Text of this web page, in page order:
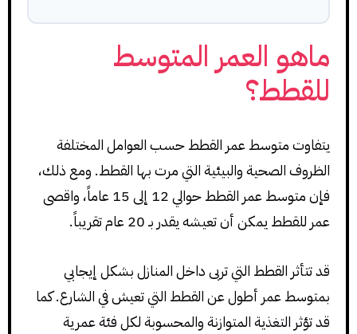
ماهو العمر المتوسط
للقطط؟
يتفاوت متوسط عمر القطط حسب العوامل المختلفة
الظروف الصحية والبيئية التي مرت بها القطط. ومع ذلك،
فإن متوسط عمر القطط حوالي 12 إلى 15 عاماً، واقصى
عمر للقطط يمكن أن تعيشه يقدر بـ 20 عام تقريباً.
قد تتأثر القطط التي تربى داخل المنازل بشكل إيجابي
بمتوسط عمر أطول عن القطط التي تعيش في الشارع. كما
قد تؤثر التغذية المتوازنة والمحسوبة لكل فئة عمرية